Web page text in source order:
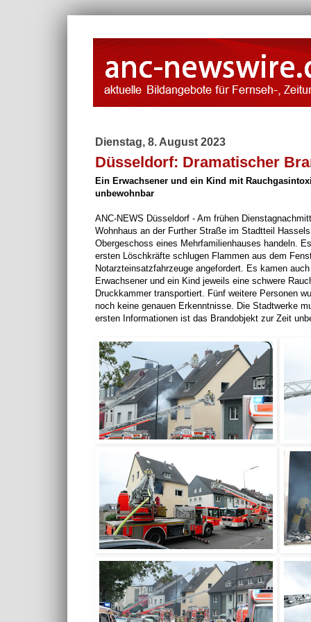
Dienstag, 8. August 2023
Düsseldorf: Dramatischer
Ein Erwachsener und ein Kind mit
unbewohnbar
ANC-NEWS Düsseldorf - Am frühen
Wohnhaus an der Further Straße im Stadtteil
Obergeschoss eines Mehrfamilienhauses handeln.
ersten Löschkräfte schlugen Flammen aus dem
Notarzteinsatzfahrzeuge angefordert. Es kamen
Erwachsener und ein Kind jeweils eine schwere
Druckkammer transportiert. Fünf weitere Personen
noch keine genauen Erkenntnisse. Die Stadtwerke
ersten Informationen ist das Brandobjekt zur Zeit